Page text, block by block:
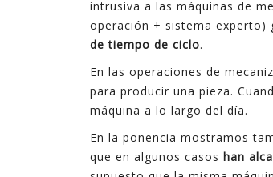
intrusiva a las máquinas de
operación + sistema experto)
de tiempo de ciclo.
En las operaciones de
para producir una pieza.
máquina a lo largo del día.
En la ponencia mostramos
que en algunos casos han